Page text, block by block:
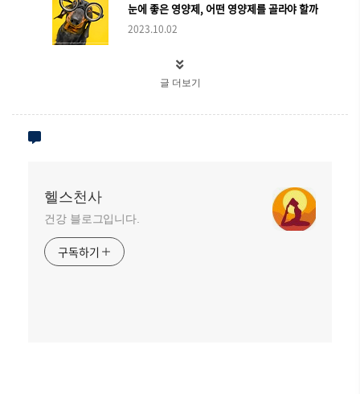
눈에 좋은 영양제, 어떤 영양제를 골라야 할까
2023.10.02
글 더보기
헬스천사
건강 블로그입니다.
구독하기